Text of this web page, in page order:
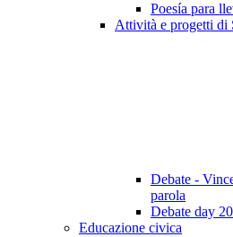
Poesía para
Attività e progetti di
Debate -
parola
Debate day
Educazione civica